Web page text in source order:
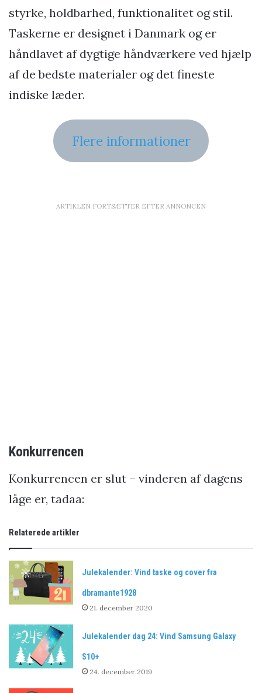
styrke, holdbarhed, funktionalitet og stil.
Taskerne er designet i Danmark og er
håndlavet af dygtige håndværkere ved hjælp
af de bedste materialer og det fineste
indiske læder.
Flere informationer
ARTIKLEN FORTSÆTTER EFTER ANNONCEN
Konkurrencen
Konkurrencen er slut – vinderen af dagens
låge er, tadaa:
Relaterede artikler
Julekalender: Vind taske og cover fra
dbramante1928
21. december 2020
Julekalender dag 24: Vind Samsung Galaxy
S10+
24. december 2019